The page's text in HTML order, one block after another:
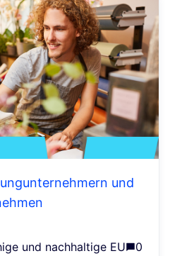
und
und nachhaltige EU
0